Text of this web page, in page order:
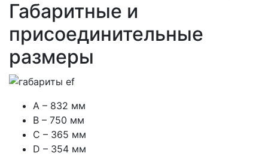
Габаритные и
присоединительные
размеры
A – 832 мм
B – 750 мм
C – 365 мм
D – 354 мм